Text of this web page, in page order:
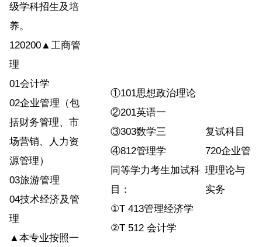
级学科招生及培
养。
120200▲工商管
理
01会计学
02企业管理（包
括财务管理、市
场营销、人力资
源管理）
03旅游管理
04技术经济及管
理
▲本专业按照一
①101思想政治理论
②201英语一
③303数学三
④812管理学
同等学力考生加试科
目：
①T 413管理经济学
②T 512 会计学
复试科目
720企业管
理理论与
实务